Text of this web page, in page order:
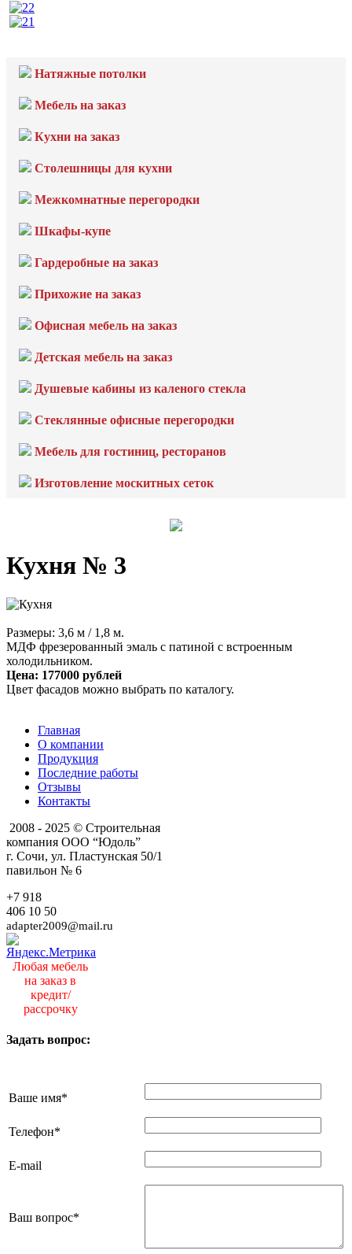
Натяжные потолки
Мебель на заказ
Кухни на заказ
Столешницы для кухни
Межкомнатные перегородки
Шкафы-купе
Гардеробные на заказ
Прихожие на заказ
Офисная мебель на заказ
Детская мебель на заказ
Душевые кабины из каленого стекла
Стеклянные офисные перегородки
Мебель для гостиниц, ресторанов
Изготовление москитных сеток
Кухня № 3
Размеры: 3,6 м / 1,8 м.
МДФ фрезерованный эмаль с патиной с встроенным
холодильником.
Цена: 177000 рублей
Цвет фасадов можно выбрать по каталогу.
Главная
О компании
Продукция
Последние работы
Отзывы
Контакты
2008 - 2025 © Строительная
компания ООО “Юдоль”
г. Сочи, ул. Пластунская 50/1
павильон № 6
+7 918
406 10 50
adapter2009@mail.ru
Любая мебель
на заказ в
кредит/
рассрочку
Задать вопрос:
Ваше имя*
Телефон*
E-mail
Ваш вопрос*